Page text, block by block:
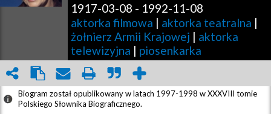
1917-03-08 - 1992-11-08
aktorka filmowa | aktorka teatralna |
żołnierz Armii Krajowej | aktorka
telewizyjna | piosenkarka
Biogram został opublikowany w latach 1997-1998 w XXXVIII tomie
Polskiego Słownika Biograficznego.